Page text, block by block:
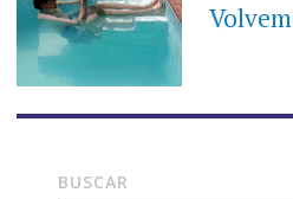
BUSCAR